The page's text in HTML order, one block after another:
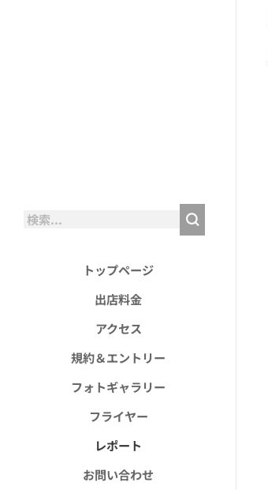
トップページ
出店料金
アクセス
規約＆エントリー
フォトギャラリー
フライヤー
レポート
お問い合わせ